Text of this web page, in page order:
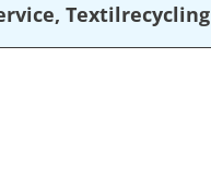
Textilrecycling